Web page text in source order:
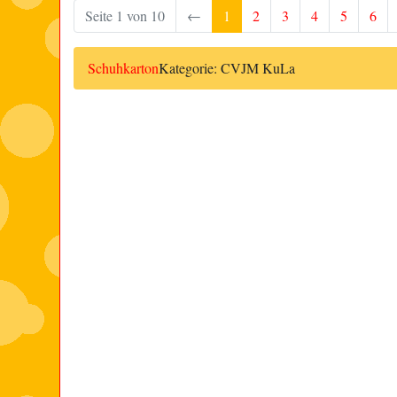
Seite 1 von 10 ← 1 2 3 4 5 6
SchuhkartonKategorie: CVJM KuLa